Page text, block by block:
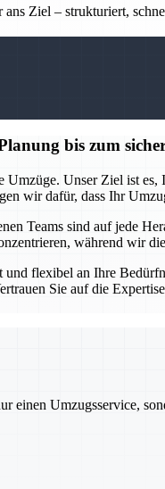
Ziel – strukturiert,
bis zum
Unser Ziel ist
wir dafür, dass Ihr
Teams sind auf jede
während wir
flexibel an Ihre
Sie auf die
Umzugsservice,